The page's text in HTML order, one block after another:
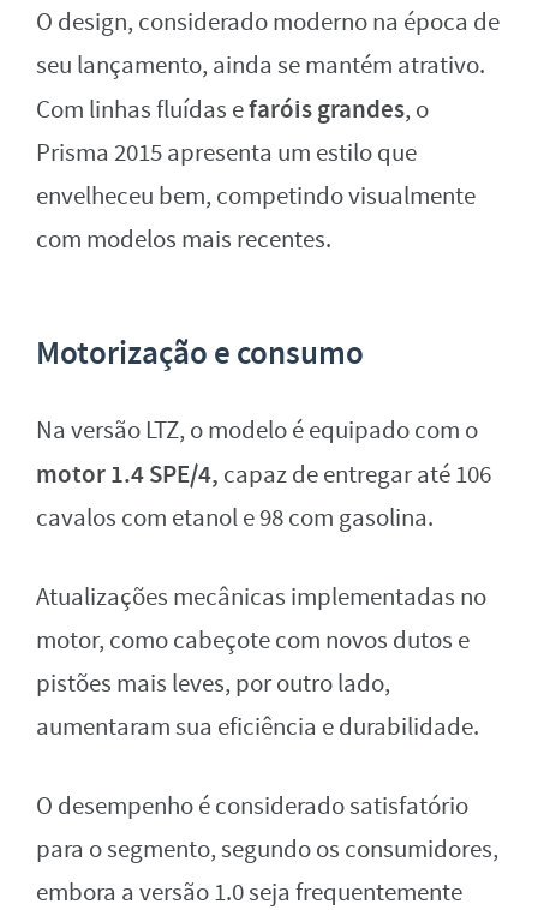
O design, considerado moderno na época de
seu lançamento, ainda se mantém atrativo.
Com linhas fluídas efaróis grandes, o
Prisma 2015 apresenta um estilo que
envelheceu bem, competindo visualmente
com modelos mais recentes.
Motorização e consumo
Na versão LTZ, o modelo é equipado com o
motor 1.4 SPE/4, capaz de entregar até 106
cavalos com etanol e 98 com gasolina.
Atualizações mecânicas implementadas no
motor, como cabeçote com novos dutos e
pistões mais leves, por outro lado,
aumentaram sua eficiência e durabilidade.
O desempenho é considerado satisfatório
para o segmento, segundo os consumidores,
embora a versão 1.0 seja frequentemente